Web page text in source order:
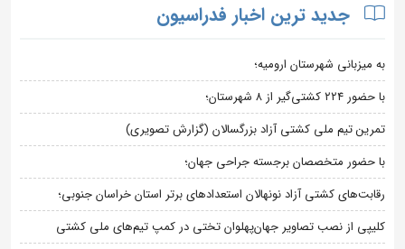
جدید ترین اخبار فدراسیون
به میزبانی شهرستان ارومیه؛
با حضور ۲۲۴ کشتی‌گیر از ۸ شهرستان؛
تمرین تیم ملی کشتی آزاد بزرگسالان (گزارش تصویری)
با حضور متخصصان برجسته جراحی جهان؛
رقابت‌های کشتی آزاد نونهالان استعدادهای برتر استان خراسان جنوبی؛
کلیپی از نصب تصاویر جهان‌پهلوان تختی در کمپ تیم‌های ملی کشتی